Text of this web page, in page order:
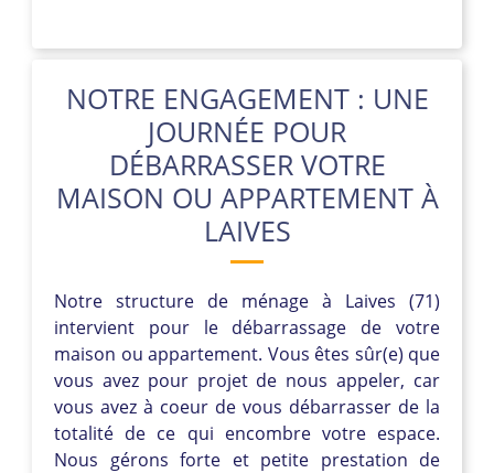
NOTRE ENGAGEMENT : UNE
JOURNÉE POUR
DÉBARRASSER VOTRE
MAISON OU APPARTEMENT À
LAIVES
Notre structure de ménage à Laives (71)
intervient pour le débarrassage de votre
maison ou appartement. Vous êtes sûr(e) que
vous avez pour projet de nous appeler, car
vous avez à coeur de vous débarrasser de la
totalité de ce qui encombre votre espace.
Nous gérons forte et petite prestation de